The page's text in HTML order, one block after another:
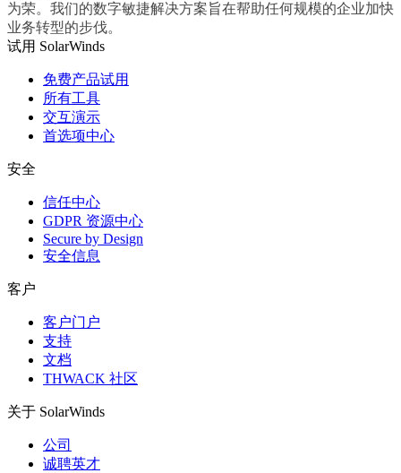
为荣。我们的数字敏捷解决方案旨在帮助任何规模的企业加快
业务转型的步伐。
试用 SolarWinds
免费产品试用
所有工具
交互演示
首选项中心
安全
信任中心
GDPR 资源中心
Secure by Design
安全信息
客户
客户门户
支持
文档
THWACK 社区
关于 SolarWinds
公司
诚聘英才